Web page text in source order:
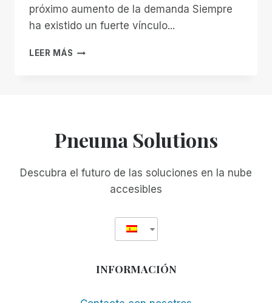
próximo aumento de la demanda Siempre
ha existido un fuerte vínculo...
LEER MÁS REEQUIPARSE
CÓMO
LAS
ORGANIZACIONES
REHABILITACIÓN
PROFESIONAL
FRENTE
Pneuma Solutions
Descubra el futuro de las soluciones en la nube
accesibles
INFORMACIÓN